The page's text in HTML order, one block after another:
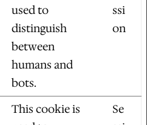
used to
distinguish
between
humans and
bots.
ssi
on
This cookie is
Se